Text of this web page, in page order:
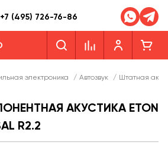
+7 (495) 726-76-86
электроника / Автозвук / Штатная
АКУСТИКА ETON
R2.2